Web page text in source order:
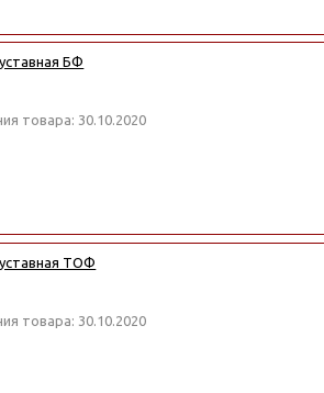
БФ
товара: 30.10.2020
ТОФ
товара: 30.10.2020